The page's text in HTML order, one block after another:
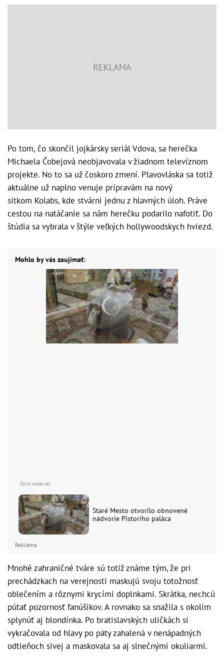
Po tom, čo skončil jojkársky seriál Vdova, sa herečka
Michaela Čobejová neobjavovala v žiadnom televíznom
projekte. No to sa už čoskoro zmení. Plavovláska sa totiž
aktuálne už naplno venuje prípravám na nový
sitkom Kolabs, kde stvárni jednu z hlavných úloh. Práve
cestou na natáčanie sa nám herečku podarilo nafotiť. Do
štúdia sa vybrala v štýle veľkých hollywoodskych hviezd.
Mohlo by vás zaujímať:
Staré Mesto otvorilo obnovené
nádvorie Pistoriho paláca
Reklama
Mnohé zahraničné tváre sú totiž známe tým, že pri
prechádzkach na verejnosti maskujú svoju totožnosť
oblečením a rôznymi krycími doplnkami. Skrátka, nechcú
pútať pozornosť fanúšikov. A rovnako sa snažila s okolím
splynúť aj blondínka. Po bratislavských uličkách si
vykračovala od hlavy po päty zahalená v nenápadných
odtieňoch sivej a maskovala sa aj slnečnými okuliarmi.